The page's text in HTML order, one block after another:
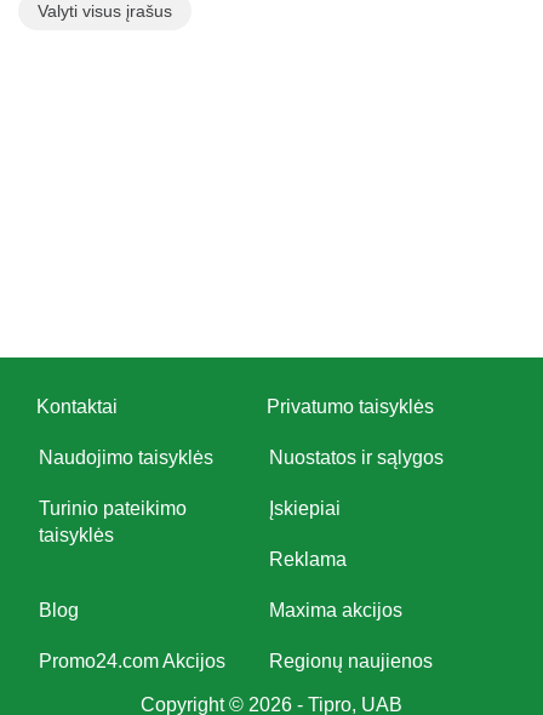
Valyti visus įrašus
Kontaktai Privatumo taisyklės
Naudojimo taisyklės Nuostatos ir sąlygos
Turinio pateikimo
taisyklės
Įskiepiai
Reklama
Blog Maxima akcijos
Promo24.com Akcijos Regionų naujienos
Copyright © 2026 - Tipro, UAB